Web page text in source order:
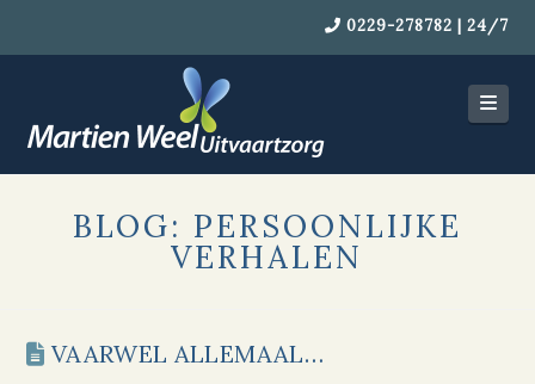
0229-278782 | 24/7
BLOG: PERSOONLIJKE
VERHALEN
VAARWEL ALLEMAAL…